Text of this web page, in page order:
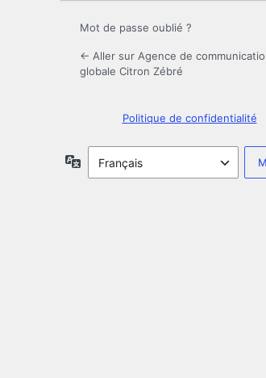
Mot de passe oublié ?
← Aller sur Agence de
globale Citron Zébré
Politique de confidentialité
Langue